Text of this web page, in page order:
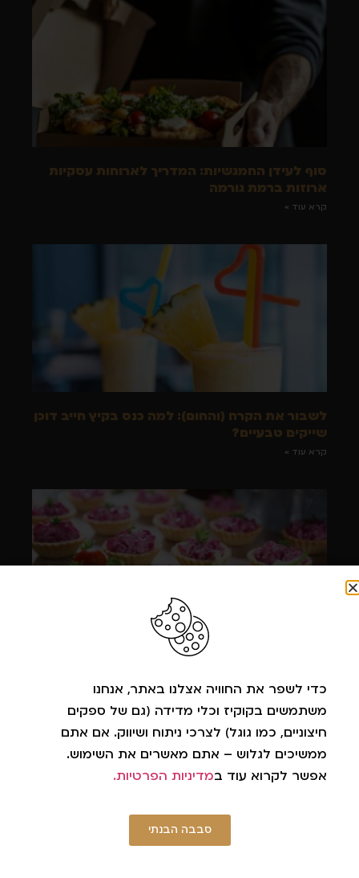
סוף לעידן החמגשיות: המדריך לארוחות עסקיות
ארוזות ברמת גורמה
קרא עוד »
לשבור את הקרח (והחום): למה כנס בקיץ חייב דוכן
שייקים טבעיים?
קרא עוד »
קייטרינג טבעוני לאירועי חברה: איך להפוך את
קרא עוד »
כדי לשפר את החוויה אצלנו באתר, אנחנו
משתמשים בקוקיז וכלי מדידה (גם של ספקים
חיצוניים, כמו גוגל) לצרכי ניתוח ושיווק. אם אתם
ממשיכים לגלוש – אתם מאשרים את השימוש.
אפשר לקרוא עוד במדיניות הפרטיות.
סבבה הבנתי